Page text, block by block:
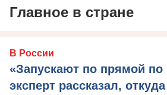
Главное в стране
В России
«Запускают по прямой по
эксперт рассказал,